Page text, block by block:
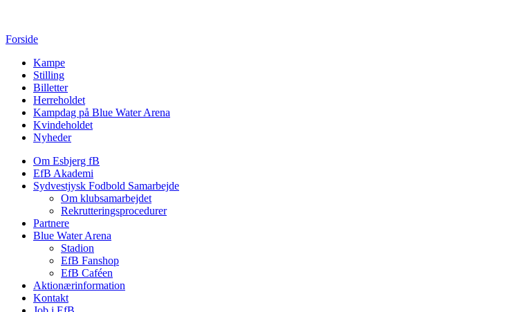
Forside
Kampe
Stilling
Billetter
Herreholdet
Kampdag på Blue Water Arena
Kvindeholdet
Nyheder
Om Esbjerg fB
EfB Akademi
Sydvestjysk Fodbold Samarbejde
Om klubsamarbejdet
Rekrutteringsprocedurer
Partnere
Blue Water Arena
Stadion
EfB Fanshop
EfB Caféen
Aktionærinformation
Kontakt